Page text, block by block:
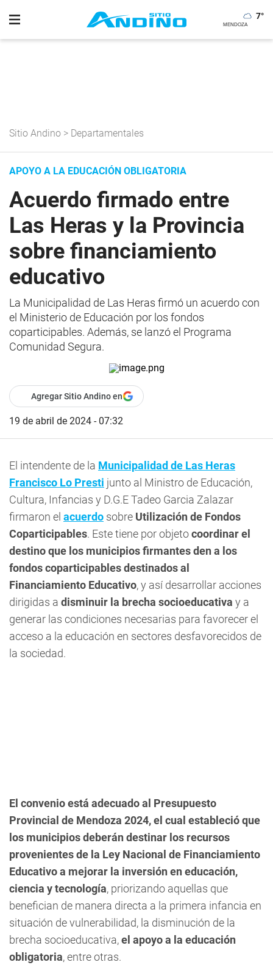
7°
Sitio Andino > Departamentales
APOYO A LA EDUCACIÓN OBLIGATORIA
Acuerdo firmado entre
Las Heras y la Provincia
sobre financiamiento
educativo
La Municipalidad de Las Heras firmó un acuerdo con
el Ministerio de Educación por los fondos
coparticipables. Además, se lanzó el Programa
Comunidad Segura.
Agregar Sitio Andino en
19 de abril de 2024 - 07:32
El intendente de la Municipalidad de Las Heras
Francisco Lo Presti junto al Ministro de Educación,
Cultura, Infancias y D.G.E Tadeo Garcia Zalazar
firmaron el acuerdo sobre Utilización de Fondos
Coparticipables. Este tiene por objetocoordinar el
destino que los municipios firmantes den a los
fondos coparticipables destinados al
Financiamiento Educativo, y así desarrollar acciones
dirigidas a disminuir la brecha socioeducativa y a
generar las condiciones necesarias para favorecer el
acceso a la educación en sectores desfavorecidos de
la sociedad.
El convenio está adecuado al Presupuesto
Provincial de Mendoza 2024, el cual estableció que
los municipios deberán destinar los recursos
provenientes de la Ley Nacional de Financiamiento
Educativo a mejorar la inversión en educación,
ciencia y tecnología, priorizando aquellas que
benefician de manera directa a la primera infancia en
situación de vulnerabilidad, la disminución de la
brecha socioeducativa,el apoyo a la educación
obligatoria, entre otras.